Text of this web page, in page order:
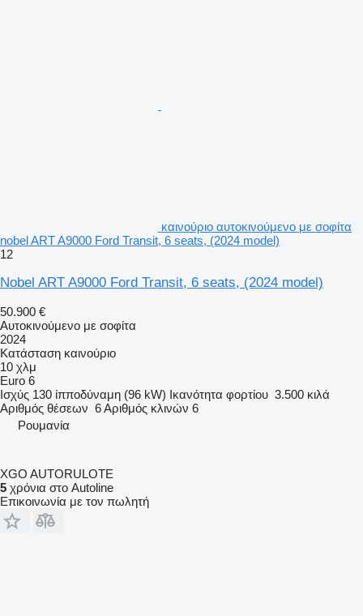
καινούριο αυτοκινούμενο με σοφίτα
nobel ART A9000 Ford Transit, 6 seats, (2024 model)
12
Nobel ART A9000 Ford Transit, 6 seats, (2024 model)
50.900 €
Αυτοκινούμενο με σοφίτα
2024
Κατάσταση καινούριο
10 χλμ
Euro 6
Ισχύς 130 ίπποδύναμη (96 kW) Ικανότητα φορτίου 3.500 κιλά
Αριθμός θέσεων 6Αριθμός κλινών 6
Ρουμανία
XGO AUTORULOTE
5 χρόνια στο Autoline
Επικοινωνία με τον πωλητή